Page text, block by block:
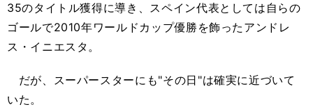
35のタイトル獲得に導き、スペイン代表としては自らの
ゴールで2010年ワールドカップ優勝を飾ったアンドレ
ス・イニエスタ。
だが、スーパースターにも"その日"は確実に近づいて
いた。